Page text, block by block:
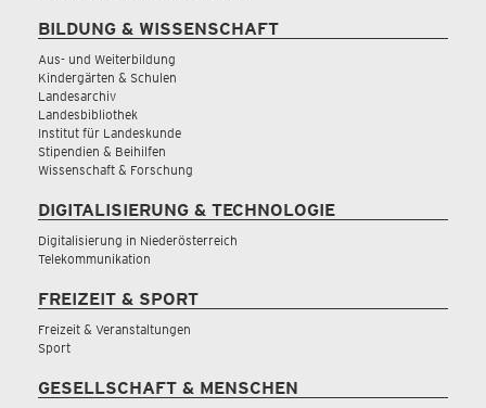
BILDUNG & WISSENSCHAFT
Aus- und Weiterbildung
Kindergärten & Schulen
Landesarchiv
Landesbibliothek
Institut für Landeskunde
Stipendien & Beihilfen
Wissenschaft & Forschung
DIGITALISIERUNG & TECHNOLOGIE
Digitalisierung in Niederösterreich
Telekommunikation
FREIZEIT & SPORT
Freizeit & Veranstaltungen
Sport
GESELLSCHAFT & MENSCHEN